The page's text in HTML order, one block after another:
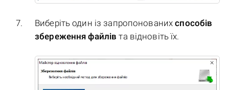
Виберіть один із запропонованихспособів
збереження файлів та відновіть їх.